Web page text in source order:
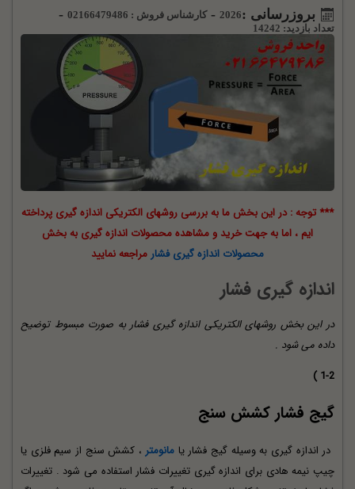
بروزرسانی :2026
-کارشناس فروش : 02166479486 -
تعداد بازدید: 14242
*** توجه : در این بخش ما به بررسی روشهای الکتریکی اندازه گیری پرداخته
ایم ، اما به جهت خرید و مشاهده محصولات اندازه گیری به بخش
محصولات اندازه گیری فشارمراجعه نمایید
اندازه گیری فشار
در این بخش روشهای الکتریکی اندازه گیری فشار به صورت مبسوط توضیح
داده می شود .
1-2 )
گیج فشار کشش سنج
در اندازه گیری به وسیله گیج فشار یا مانومتر ، کشش سنج از سیم فلزی یا
چیپ نیمه هادی برای اندازه گیری تغییرات فشار استفاده می شود . تغییرات